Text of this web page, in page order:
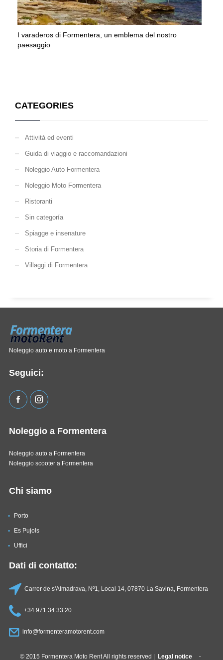
I varaderos di Formentera, un emblema del nostro
paesaggio
CATEGORIES
Attività ed eventi
Guida di viaggio e raccomandazioni
Noleggio Auto Formentera
Noleggio Moto Formentera
Ristoranti
Sin categoría
Spiagge e insenature
Storia di Formentera
Villaggi di Formentera
Noleggio auto e moto a Formentera
Seguici:
Noleggio a Formentera
Noleggio auto a Formentera
Noleggio scooter a Formentera
Chi siamo
Porto
Es Pujols
Uffici
Dati di contatto:
Carrer de s'Almadrava, Nº1, Local 14, 07870 La Savina, Formentera
+34 971 34 33 20
info@formenteramotorent.com
© 2015 Formentera Moto Rent All rights reserved | Legal notice